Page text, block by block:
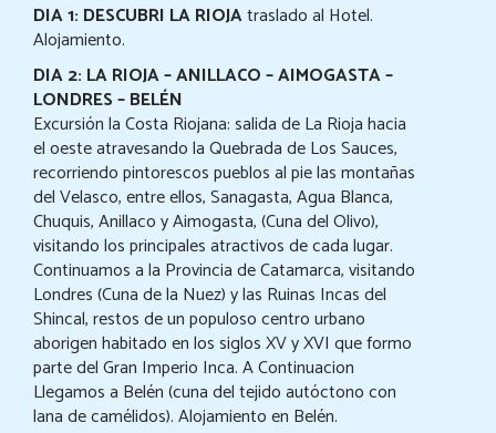
DIA 1: DESCUBRI LA RIOJAtraslado al Hotel.
Alojamiento.
DIA 2: LA RIOJA – ANILLACO – AIMOGASTA –
LONDRES – BELÉN
Excursión la Costa Riojana: salida de La Rioja hacia
el oeste atravesando la Quebrada de Los Sauces,
recorriendo pintorescos pueblos al pie las montañas
del Velasco, entre ellos, Sanagasta, Agua Blanca,
Chuquis, Anillaco y Aimogasta, (Cuna del Olivo),
visitando los principales atractivos de cada lugar.
Continuamos a la Provincia de Catamarca, visitando
Londres (Cuna de la Nuez) y las Ruinas Incas del
Shincal, restos de un populoso centro urbano
aborigen habitado en los siglos XV y XVI que formo
parte del Gran Imperio Inca. A Continuacion
Llegamos a Belén (cuna del tejido autóctono con
lana de camélidos). Alojamiento en Belén.